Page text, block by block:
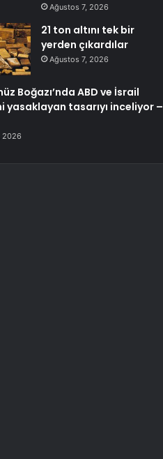
Ağustos 7, 2026
21 ton altını tek bir
yerden çıkardılar
Ağustos 7, 2026
Boğazı’nda ABD ve İsrail
yasaklayan tasarıyı inceliyor –
2026